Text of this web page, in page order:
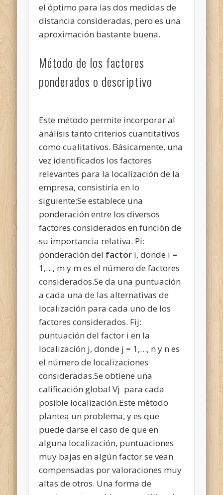
el óptimo para las dos medidas de
distancia consideradas, pero es una
aproximación bastante buena.
Método de los factores
ponderados o descriptivo
Este método permite incorporar al
análisis tanto criterios cuantitativos
como cualitativos. Básicamente, una
vez identificados los factores
relevantes para la localización de la
empresa, consistiría en lo
siguiente:Se establece una
ponderación entre los diversos
factores considerados en función de
su importancia relativa. Pi:
ponderación del factor i, donde i =
1,…, m y m es el número de factores
considerados.Se da una puntuación
a cada una de las alternativas de
localización para cada uno de los
factores considerados. Fij:
puntuación del factor i en la
localización j, donde j = 1,…, n y n es
el número de localizaciones
consideradas.Se obtiene una
calificación global Vj para cada
posible localización.Este método
plantea un problema, y es que
puede darse el caso de que en
alguna localización, puntuaciones
muy bajas en algún factor se vean
compensadas por valoraciones muy
altas de otros. Una forma de